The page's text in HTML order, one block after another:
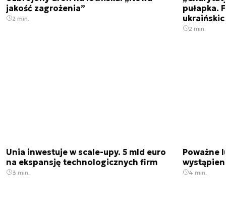
jakość zagrożenia”
2 min.
pułapka.
2 min.
Unia inwestuje w scale-upy. 5 mld euro
na ekspansję technologicznych firm
3 min.
Poważne
4 min.